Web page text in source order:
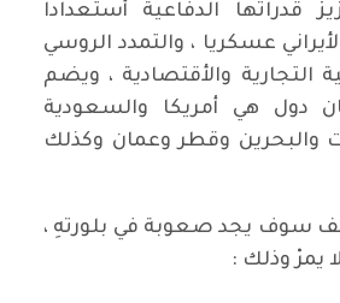
قدراتها الدفاعية أستعدادا
عسكريا ، والتمدد الروسي
التجارية والأقتصادية ، ويضم
دول هي أمريكا والسعودية
والبحرين وقطر وعمان وكذلك
سوف يجد صعوبة في بلورتهِ ،
يمرْ وذلك :